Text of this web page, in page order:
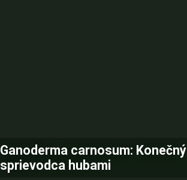
Ganoderma carnosum: Konečný
sprievodca hubami